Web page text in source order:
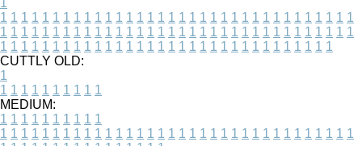
1 1 1 1 1 1 1 1 1 1 1 1 1 1 1 1 1 1 1 1 1 1 1 1 1 1 1 1 1 1 1 1 1 1
1 1 1 1 1 1 1 1 1 1 1 1 1 1 1 1 1 1 1 1 1 1 1 1 1 1 1 1 1 1 1 1 1 1
1 1 1 1 1 1 1 1 1 1 1 1 1 1 1 1 1 1 1 1 1 1 1 1 1 1 1 1 1 1 1 1
CUTTLY OLD:
1
1 1 1 1 1 1 1 1 1 1
MEDIUM:
1 1 1 1 1 1 1 1 1 1
1 1 1 1 1 1 1 1 1 1 1 1 1 1 1 1 1 1 1 1 1 1 1 1 1 1 1 1 1 1 1 1 1 1